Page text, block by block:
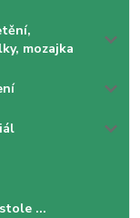
mozajka
...